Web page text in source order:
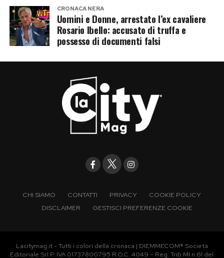
CRONACA NERA
Uomini e Donne, arrestato l’ex cavaliere
Rosario Ibello: accusato di truffa e
possesso di documenti falsi
CHI SIAMO CONTATTI PRIVACY
COOKIE POLICY
DISCLAIMER
GESTISCI PREFERENZE COOKIE
Lacitymag.it - Tutti i colori della cronaca | DIEMMECOM® Società
Editoriale Srl P. IVA 01737800795 R.O.C. 4049 – Reg. Trib MI n.61 del